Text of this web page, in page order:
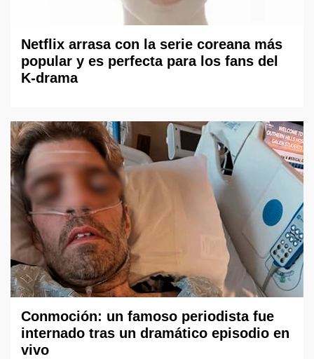
Netflix arrasa con la serie coreana más
popular y es perfecta para los fans del
K-drama
Conmoción: un famoso periodista fue
internado tras un dramático episodio en
vivo